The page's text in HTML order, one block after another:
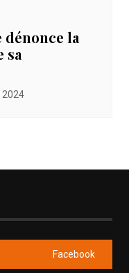
dénonce la
sa
2024
Facebook